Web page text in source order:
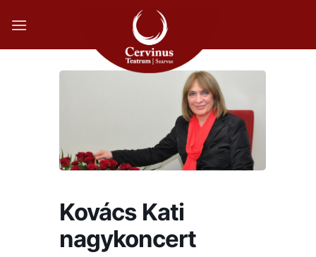
Kovács Kati
nagykoncert